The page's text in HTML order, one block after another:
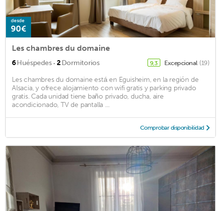
desde
90€
Les chambres du domaine
6Huéspedes · 2Dormitorios 9,3 Excepcional (19)
Les chambres du domaine está en Eguisheim, en la región de
Alsacia, y ofrece alojamiento con wifi gratis y parking privado
gratis. Cada unidad tiene baño privado, ducha, aire
acondicionado, TV de pantalla ...
Comprobar disponibilidad